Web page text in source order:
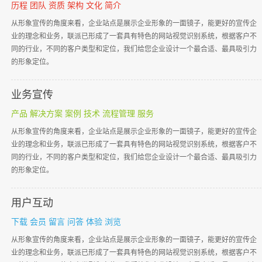
历程 团队 资质 架构 文化 简介
从形象宣传的角度来看，企业站点是展示企业形象的一面镜子，能更好的宣传企
业的理念和业务，联派已形成了一套具有特色的网站视觉识别系统，根据客户不
同的行业，不同的客户类型和定位，我们给您企业设计一个最合适、最具吸引力
的形象定位。
业务宣传
产品 解决方案 案例 技术 流程管理 服务
从形象宣传的角度来看，企业站点是展示企业形象的一面镜子，能更好的宣传企
业的理念和业务，联派已形成了一套具有特色的网站视觉识别系统，根据客户不
同的行业，不同的客户类型和定位，我们给您企业设计一个最合适、最具吸引力
的形象定位。
用户互动
下载 会员 留言 问答 体验 浏览
从形象宣传的角度来看，企业站点是展示企业形象的一面镜子，能更好的宣传企
业的理念和业务，联派已形成了一套具有特色的网站视觉识别系统，根据客户不